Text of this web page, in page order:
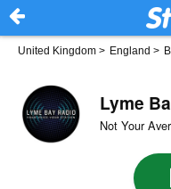
United Kingdom > England >
Lyme
Not Your